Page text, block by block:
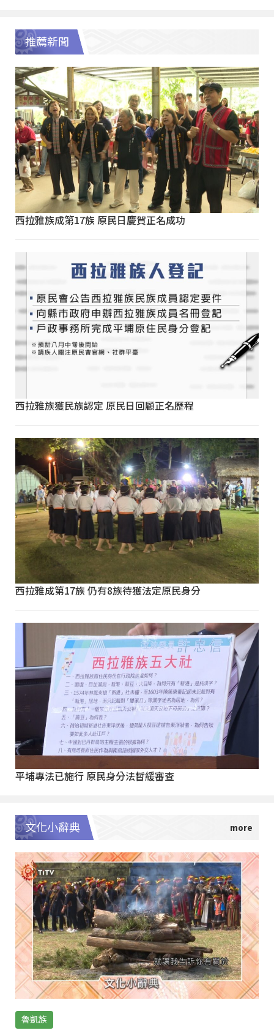
推薦新聞
西拉雅族成第17族 原民日慶賀正名成功
西拉雅族獲民族認定 原民日回顧正名歷程
西拉雅成第17族 仍有8族待獲法定原民身分
平埔專法已施行 原民身分法暫緩審查
文化小辭典
魯凱族